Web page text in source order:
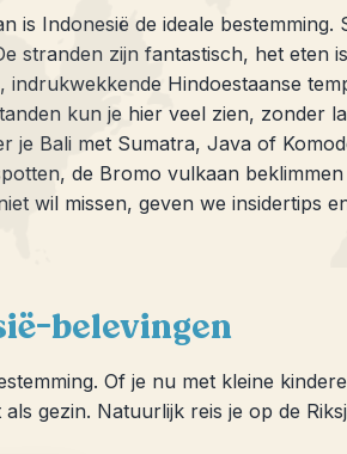
is Indonesië de ideale
stranden zijn fantastisch, het eten
Hindoestaanse
kun je hier veel zien, zonder
je Bali met Sumatra, Java of
de Bromo vulkaan
wil missen, geven we insidertips
belevingen
Of je nu met kleine
gezin. Natuurlijk reis je op de